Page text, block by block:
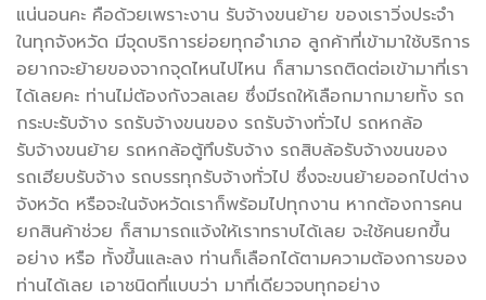
แน่นอนคะ คือด้วยเพราะงาน รับจ้างขนย้าย ของเราวิ่งประจำ
ในทุกจังหวัด มีจุดบริการย่อยทุกอำเภอ ลูกค้าที่เข้ามาใช้บริการ
อยากจะย้ายของจากจุดไหนไปไหน ก็สามารถติดต่อเข้ามาที่เรา
ได้เลยคะ ท่านไม่ต้องกังวลเลย ซึ่งมีรถให้เลือกมากมายทั้ง รถ
กระบะรับจ้าง รถรับจ้างขนของ รถรับจ้างทั่วไป รถหกล้อ
รับจ้างขนย้าย รถหกล้อตู้ทึบรับจ้าง รถสิบล้อรับจ้างขนของ
รถเฮียบรับจ้าง รถบรรทุกรับจ้างทั่วไป ซึ่งจะขนย้ายออกไปต่าง
จังหวัด หรือจะในจังหวัดเราก็พร้อมไปทุกงาน หากต้องการคน
ยกสินค้าช่วย ก็สามารถแจ้งให้เราทราบได้เลย จะใช้คนยกขึ้น
อย่าง หรือ ทั้งขึ้นและลง ท่านก็เลือกได้ตามความต้องการของ
ท่านได้เลย เอาชนิดที่แบบว่า มาที่เดียวจบทุกอย่าง